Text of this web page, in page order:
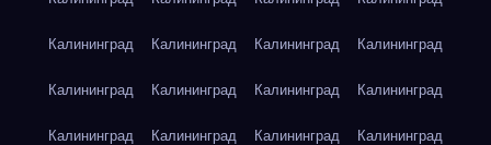
Калининград Калининград Калининград Калининград
Калининград Калининград Калининград Калининград
Калининград Калининград Калининград Калининград